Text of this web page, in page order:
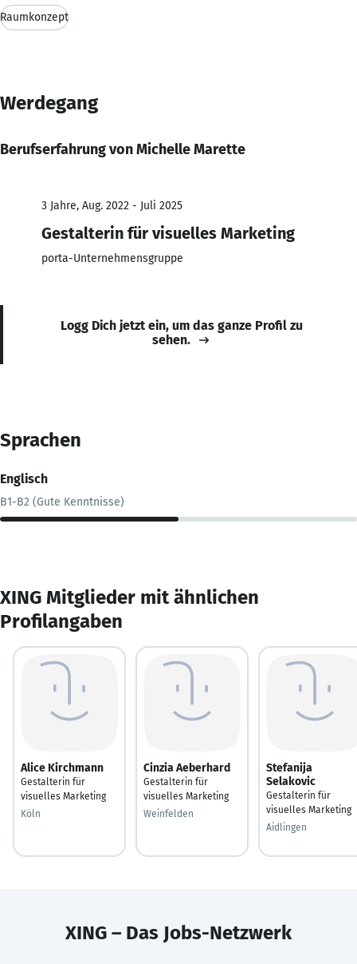
Raumkonzept
Werdegang
Berufserfahrung von Michelle Marette
3 Jahre, Aug. 2022 - Juli 2025
Gestalterin für visuelles Marketing
porta-Unternehmensgruppe
Logg Dich jetzt ein, um das ganze Profil zu
sehen.
Sprachen
Englisch
B1-B2 (Gute Kenntnisse)
XING Mitglieder mit ähnlichen
Profilangaben
Alice Kirchmann
Gestalterin für
visuelles Marketing
Köln
Cinzia Aeberhard
Gestalterin für
visuelles Marketing
Weinfelden
Stefanija
Selakovic
Gestalterin für
visuelles Marketing
Aidlingen
XING – Das Jobs-Netzwerk